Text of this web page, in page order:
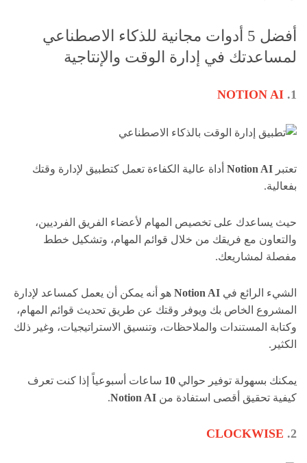
أفضل 5 أدوات مجانية للذكاء الاصطناعي
لمساعدتك في إدارة الوقت والإنتاجية
1.
NOTION AI
تعتبر Notion AI أداة عالية الكفاءة تعمل كتطبيق لإدارة وقتك
بفعالية.
حيث يساعدك على تخصيص المهام لأعضاء الفريق الفرديين،
والتعاون مع فريقك من خلال قوائم المهام، وتشكيل خطط
مفصلة لمشاريعك.
الشيء الرائع في Notion AI هو أنه يمكن أن يعمل كمساعد لإدارة
المشروع الخاص بك ويوفر وقتك عن طريق تحديث قوائم المهام،
وكتابة المستندات والملاحظات، وتنسيق الاستراتيجيات، وغير ذلك
الكثير.
يمكنك بسهولة توفير حوالي 10 ساعات أسبوعياً إذا كنت تعرف
كيفية تحقيق أقصى استفادة من
.
2.
CLOCKWISE